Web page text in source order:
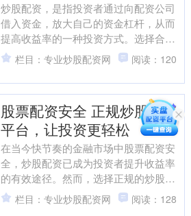
炒股配资，是指投资者通过向配资公司
借入资金，放大自己的资金杠杆，从而
提高收益率的一种投资方式。选择合适
的配资公司至关重要，因为它直接影响
到投资者的资金安全和收益....
栏目：专业炒股配资网 阅读：120
股票配资安全 正规炒股配资
平台，让投资更轻松
在当今快节奏的金融市场中股票配资安
全，炒股配资已成为投资者提升收益率
的有效途径。然而，选择正规的炒股配
资平台至关重要，以确保资金安全和投
资收益。 配资炒股中心提....
栏目：专业炒股配资网 阅读：128